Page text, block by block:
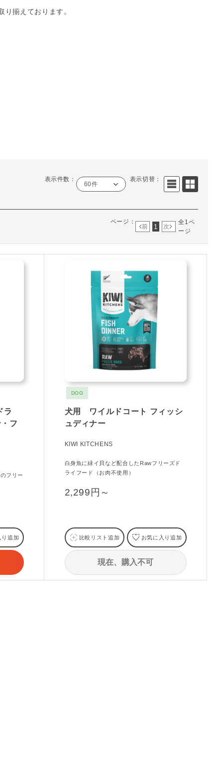
揃えております。
表示件数：
60件
表示切替：
ページ：
前 1 次
全1ペ
ージ
ラ
フ
フリー
り追加
DOG
犬用 ワイルドコート フィッシ
ュディナー
KIWI KITCHENS
白身魚に緑イ貝など配合したRawフリーズド
ライフード（お肉不使用）
2,299円～
比較リスト追加 お気に入り追加
現在、購入不可